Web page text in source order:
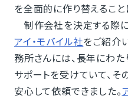
を全面的に作り替えること
制作会社を決定する際
アイ・モバイル社をご紹介
務所さんには、長年にわ
サポートを受けていて、そ
安心して依頼できました。